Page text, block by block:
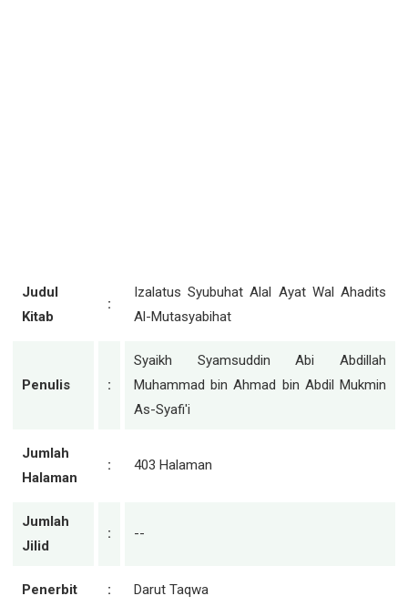
Judul
Kitab
:
Izalatus Syubuhat Alal Ayat Wal Ahadits
Al-Mutasyabihat
Penulis :
Syaikh Syamsuddin Abi Abdillah
Muhammad bin Ahmad bin Abdil Mukmin
As-Syafi'i
Jumlah
Halaman
: 403 Halaman
Jumlah
Jilid
: --
Penerbit : Darut Taqwa